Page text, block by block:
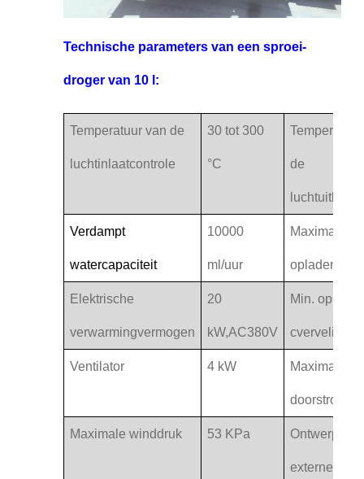
Technische parameters van een sproei-
droger van 10 l:
Temperatuur van de
luchtinlaatcontrole
30 tot 300
°C de
luchtuitlaat
Verdampt
watercapaciteit
10000
ml/uur
Maximaal
opladen
Elektrische
verwarmingvermogen
20
kW,AC380V
Min. opladen
cverveling
Ventilator 4 kW Maximale
Maximale winddruk 53 KPa Ontwerp
externe